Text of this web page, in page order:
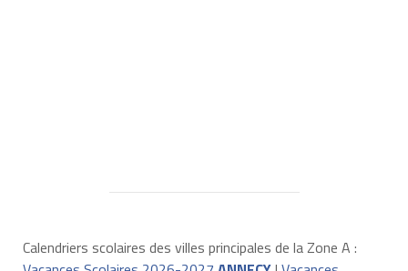
Calendriers scolaires des villes principales de la Zone A :